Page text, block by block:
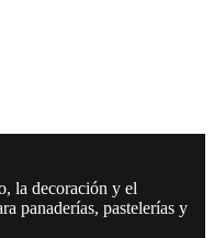
la decoración y el
panaderías, pastelerías y